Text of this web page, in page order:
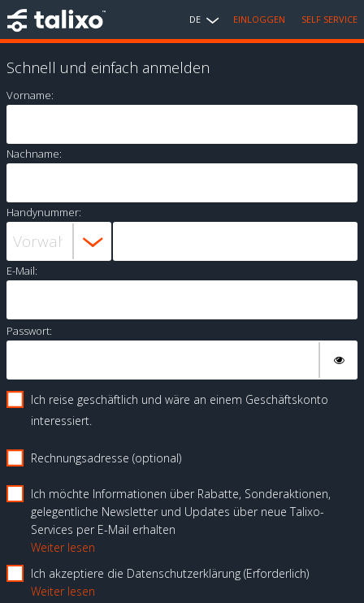
DE EINLOGGEN SELF SERVICE
Schnell und einfach anmelden
Vorname:
Nachname:
Handynummer:
E-Mail:
Passwort:
Ich reise geschäftlich und wäre an einem Geschäftskonto
interessiert.
Rechnungsadresse (optional)
Ich möchte Informationen über Rabatte, Sonderaktionen,
gelegentliche Newsletter und Updates über neue Talixo-
Services per E-Mail erhalten
Weiter lesen
Ich akzeptiere die Datenschutzerklärung Erforderlich
Weiter lesen